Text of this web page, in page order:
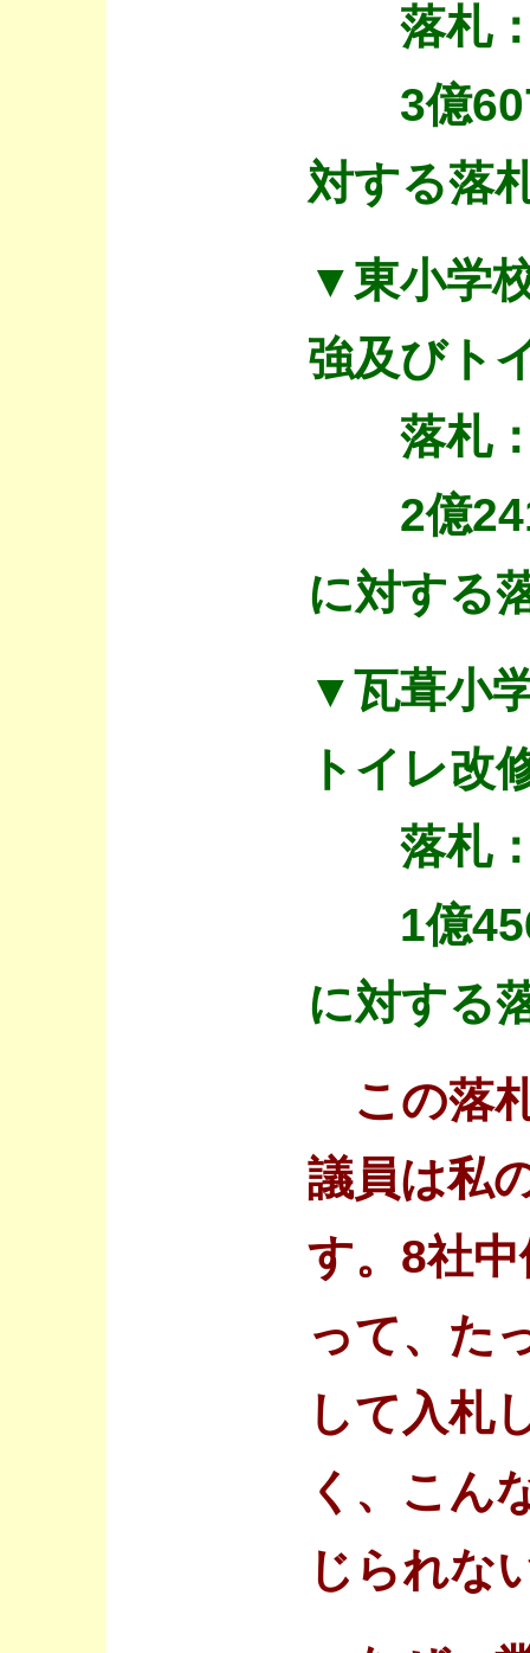
落札：
3億607
対する落
▼東小学
強及びト
落札：
2億
に対する
▼瓦葺小
トイレ改
落札：
1億
に対する
この落
議員は私
す。8社
って、た
して入札
く、こん
じられな